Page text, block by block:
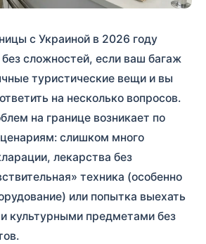
с Украиной в 2026 году
сложностей, если ваш багаж
туристические вещи и вы
на несколько вопросов.
на границе возникает по
слишком много
лекарства без
техника (особенно
или попытка выехать
культурными предметами без